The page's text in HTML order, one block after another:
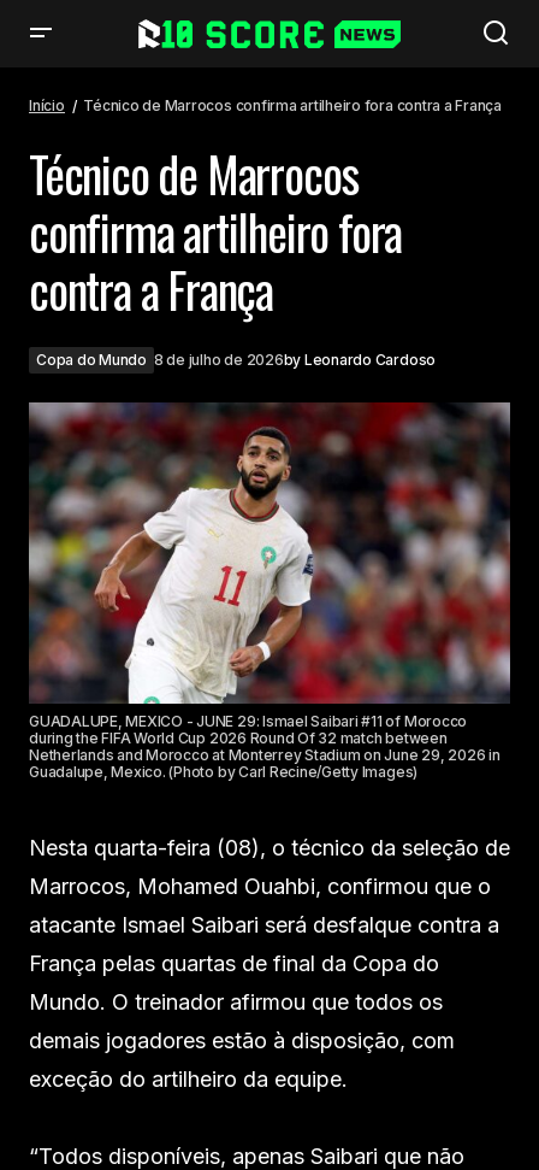
Início Técnico de Marrocos confirma artilheiro fora contra a França
Técnico de Marrocos
confirma artilheiro fora
contra a França
Copa do Mundo 8 de julho de 2026by Leonardo Cardoso
GUADALUPE, MEXICO - JUNE 29: Ismael Saibari #11 of Morocco
during the FIFA World Cup 2026 Round Of 32 match between
Netherlands and Morocco at Monterrey Stadium on June 29, 2026 in
Guadalupe, Mexico. (Photo by Carl Recine/Getty Images)
Nesta quarta-feira (08), o técnico da seleção de
Marrocos, Mohamed Ouahbi, confirmou que o
atacante Ismael Saibari será desfalque contra a
França pelas quartas de final da Copa do
Mundo. O treinador afirmou que todos os
demais jogadores estão à disposição, com
exceção do artilheiro da equipe.
“Todos disponíveis, apenas Saibari que não